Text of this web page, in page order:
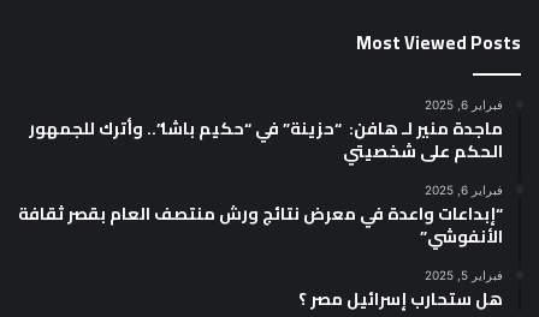
Most Viewed Posts
فبراير 6, 2025
ماجدة منير لـ هافن: “حزينة” في “حكيم باشا”.. وأترك للجمهور
الحكم على شخصيتي
فبراير 6, 2025
“إبداعات واعدة في معرض نتائج ورش منتصف العام بقصر ثقافة
الأنفوشي”
فبراير 5, 2025
هل ستحارب إسرائيل مصر ؟